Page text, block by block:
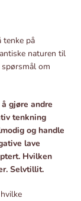
tenke på
naturen til
om
gjøre andre
tenkning
og handle
lave
Hvilken
Selvtillit.